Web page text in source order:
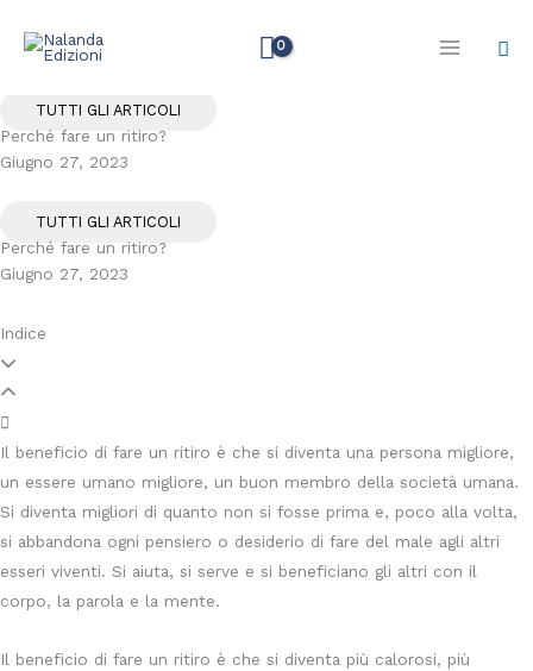
TUTTI GLI ARTICOLI
Perché fare un ritiro?
Giugno 27, 2023
TUTTI GLI ARTICOLI
Perché fare un ritiro?
Giugno 27, 2023
Indice
Il beneficio di fare un ritiro è che si diventa una persona migliore,
un essere umano migliore, un buon membro della società umana.
Si diventa migliori di quanto non si fosse prima e, poco alla volta,
si abbandona ogni pensiero o desiderio di fare del male agli altri
esseri viventi. Si aiuta, si serve e si beneficiano gli altri con il
corpo, la parola e la mente.
Il beneficio di fare un ritiro è che si diventa più calorosi, più